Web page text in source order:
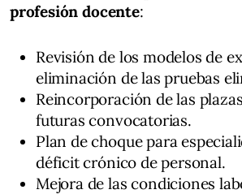
profesión docente:
Revisión de los modelos de
eliminación de las pruebas
Reincorporación de las
futuras convocatorias.
Plan de choque para
déficit crónico de personal.
Mejora de las condiciones